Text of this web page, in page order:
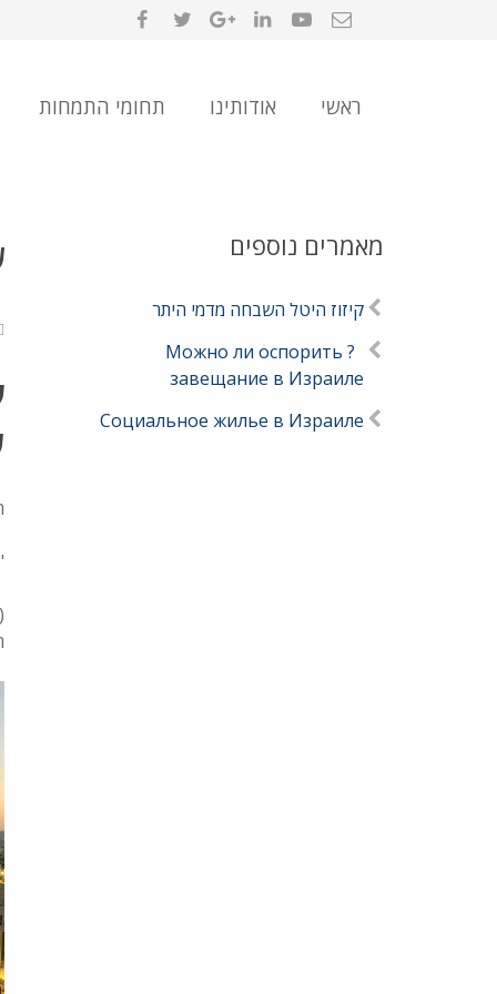
ראשי אודותינו תחומי התמחות
מאמרים נוספים
קיזוז היטל השבחה מדמי היתר
? Можно ли оспорить
завещание в Израиле
Социальное жилье в Израиле